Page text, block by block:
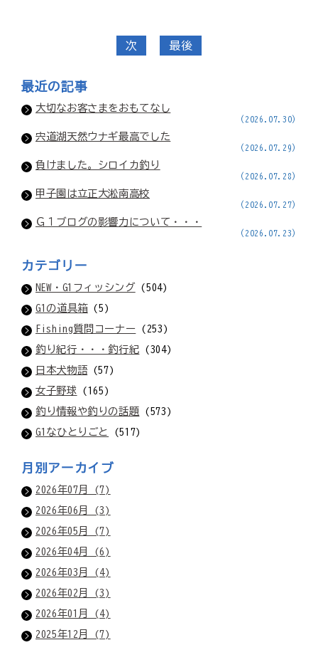
次 最後
最近の記事
大切なお客さまをおもてなし
(2026.07.30)
宍道湖天然ウナギ最高でした
(2026.07.29)
負けました。シロイカ釣り
(2026.07.28)
甲子園は立正大淞南高校
(2026.07.27)
Ｇ１ブログの影響力について・・・
(2026.07.23)
カテゴリー
NEW・G1フィッシング(504)
G1の道具箱(5)
Fishing質問コーナー (253)
釣り紀行・・・釣行紀 (304)
日本犬物語(57)
女子野球 (165)
釣り情報や釣りの話題 (573)
G1なひとりごと
(517)
月別アーカイブ
2026年07月 (7)
2026年06月 (3)
2026年05月 (7)
2026年04月 (6)
2026年03月 (4)
2026年02月 (3)
2026年01月 (4)
2025年12月 (7)